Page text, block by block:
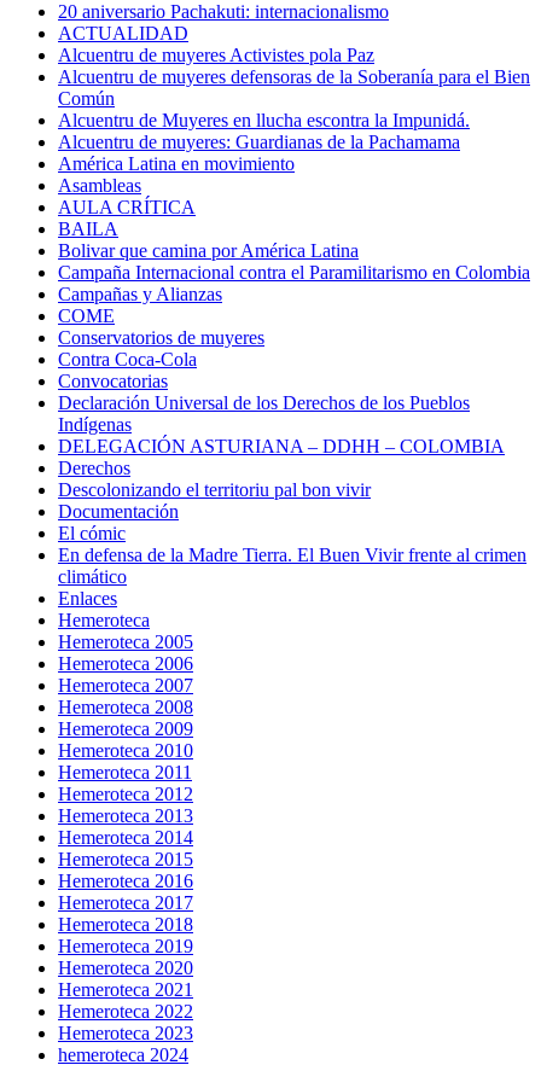
20 aniversario Pachakuti: internacionalismo
ACTUALIDAD
Alcuentru de muyeres Activistes pola Paz
Alcuentru de muyeres defensoras de la Soberanía para el Bien
Común
Alcuentru de Muyeres en llucha escontra la Impunidá.
Alcuentru de muyeres: Guardianas de la Pachamama
América Latina en movimiento
Asambleas
AULA CRÍTICA
BAILA
Bolivar que camina por América Latina
Campaña Internacional contra el Paramilitarismo en Colombia
Campañas y Alianzas
COME
Conservatorios de muyeres
Contra Coca-Cola
Convocatorias
Declaración Universal de los Derechos de los Pueblos
Indígenas
DELEGACIÓN ASTURIANA – DDHH – COLOMBIA
Derechos
Descolonizando el territoriu pal bon vivir
Documentación
El cómic
En defensa de la Madre Tierra. El Buen Vivir frente al crimen
climático
Enlaces
Hemeroteca
Hemeroteca 2005
Hemeroteca 2006
Hemeroteca 2007
Hemeroteca 2008
Hemeroteca 2009
Hemeroteca 2010
Hemeroteca 2011
Hemeroteca 2012
Hemeroteca 2013
Hemeroteca 2014
Hemeroteca 2015
Hemeroteca 2016
Hemeroteca 2017
Hemeroteca 2018
Hemeroteca 2019
Hemeroteca 2020
Hemeroteca 2021
Hemeroteca 2022
Hemeroteca 2023
hemeroteca 2024